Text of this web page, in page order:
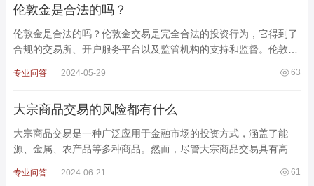
伦敦金是合法的吗？
伦敦金是合法的吗？伦敦金交易是完全合法的投资行为，它得到了
合规的交易所、开户服务平台以及监管机构的支持和监督。伦敦金
63
专业问答 2024-05-29
大宗商品交易的风险都有什么
大宗商品交易是一种广泛应用于金融市场的投资方式，涵盖了能
源、金属、农产品等多种商品。然而，尽管大宗商品交易具有高回
61
专业问答 2024-06-21